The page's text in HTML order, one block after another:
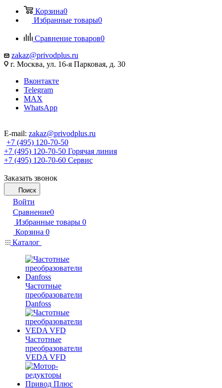
Корзина0
Избранные товары0
Сравнение товаров0
zakaz@privodplus.ru
г. Москва, ул. 16-я Парковая, д. 30
Вконтакте
Telegram
MAX
WhatsApp
E-mail: zakaz@privodplus.ru
+7 (495) 120-70-50
+7 (495) 120-70-50 Горячая линия
+7 (495) 120-70-60 Сервис
Заказать звонок
Поиск
Войти
Сравнение0
Избранные товары 0
Корзина 0
Каталог
Частотные
преобразователи
Danfoss
Частотные
преобразователи
VEDA VFD